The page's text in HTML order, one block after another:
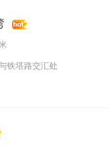
铁塔路交汇处